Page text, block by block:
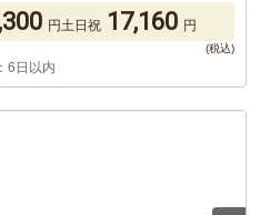
円土日祝 17,160 円
6日以内